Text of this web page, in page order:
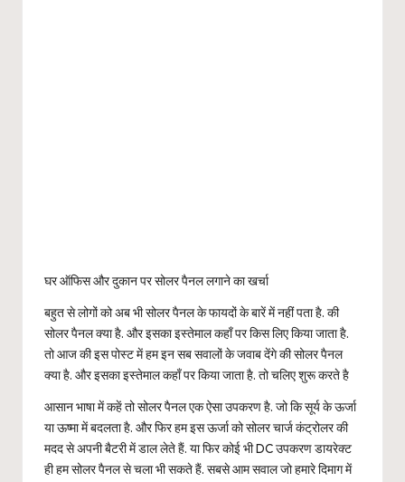
घर ऑफिस और दुकान पर सोलर पैनल लगाने का खर्चा
बहुत से लोगों को अब भी सोलर पैनल के फायदों के बारें में नहीं पता है. की
सोलर पैनल क्या है. और इसका इस्तेमाल कहाँ पर किस लिए किया जाता है.
तो आज की इस पोस्ट में हम इन सब सवालों के जवाब देंगे की सोलर पैनल
क्या है. और इसका इस्तेमाल कहाँ पर किया जाता है. तो चलिए शुरू करते है
आसान भाषा में कहें तो सोलर पैनल एक ऐसा उपकरण है. जो कि सूर्य के ऊर्जा
या ऊष्मा में बदलता है. और फिर हम इस ऊर्जा को सोलर चार्ज कंट्रोलर की
मदद से अपनी बैटरी में डाल लेते हैं. या फिर कोई भी DC उपकरण डायरेक्ट
ही हम सोलर पैनल से चला भी सकते हैं. सबसे आम सवाल जो हमारे दिमाग में